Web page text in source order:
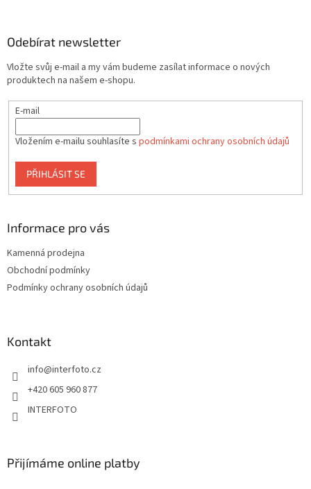
Odebírat newsletter
Vložte svůj e-mail a my vám budeme zasílat informace o nových
produktech na našem e-shopu.
E-mail
Vložením e-mailu souhlasíte s podmínkami ochrany osobních údajů
PŘIHLÁSIT SE
Informace pro vás
Kamenná prodejna
Obchodní podmínky
Podmínky ochrany osobních údajů
Kontakt
info@interfoto.cz
+420 605 960 877
INTERFOTO
Přijímáme online platby